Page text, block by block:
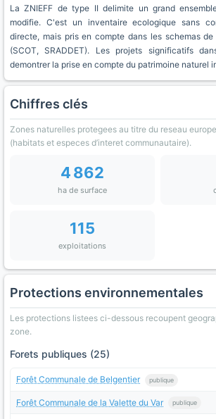
La ZNIEFF de type II delimite un grand
modifie. C'est un inventaire ecologique sans
directe, mais pris en compte dans les schemas
(SCOT, SRADDET). Les projets significatifs
demontrer la prise en compte du patrimoine naturel
Chiffres clés
Zones naturelles protegees au titre du reseau
(habitats et especes d’interet communautaire).
4 862
ha de surface
115
exploitations
Protections environnementales
Les protections listees ci-dessous recoupent
zone.
Forets publiques (25)
Forêt Communale de Belgentier publique
Forêt Communale de la Valette du Var publique